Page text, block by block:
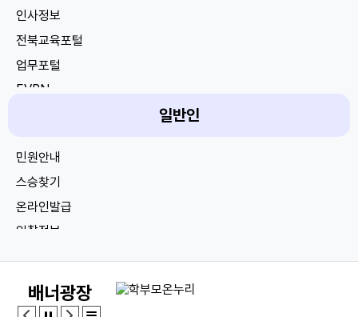
전북진로진학센터
나이스학부모서비스
진로직업체험
인사정보
전북교육포털
업무포털
EVPN
법제처
전북법무행정
일반인
민원안내
스승찾기
온라인발급
입찰정보
신고센터
기간제교사신청
배너광장